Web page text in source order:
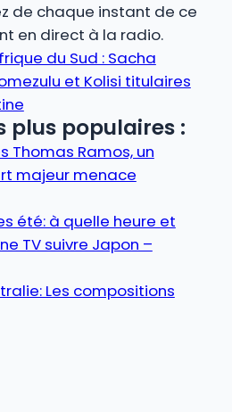
de chaque instant de ce
en direct à la radio.
du Sud : Sacha
et Kolisi titulaires
plus populaires :
Thomas Ramos, un
majeur menace
été: à quelle heure et
TV suivre Japon –
Les compositions